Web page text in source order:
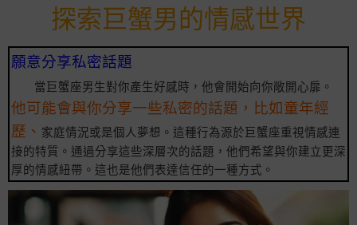
探索巨蟹男的情感世界
願意分享私密話題
當巨蟹座男生對你產生好感時，他會開始向你敞開心扉。
他可能會與你分享一些私密的話題，比如童年經
歷、 家庭情況或是個人夢想。這種行為源於巨蟹座重視情感連
接的特質。通過分享這些深層次的話題，他們希望與你建立更深
厚的情感紐帶。這也是他們表達信任的一種方式。